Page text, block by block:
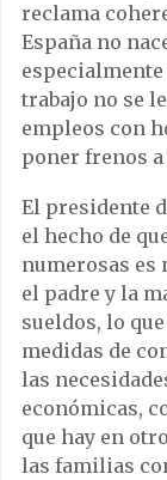
reclama
España no
especialmente
trabajo no se
empleos con
poner frenos a
El presidente
el hecho de
numerosas es
el padre y la
sueldos, lo
medidas de
las
económicas,
que hay en
las familias